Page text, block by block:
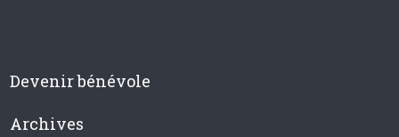
Devenir bénévole
Archives